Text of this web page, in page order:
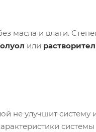
масла и влаги.
или
не улучшит систему
системы